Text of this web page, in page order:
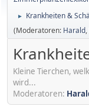
►
Krankheiten &
(Moderatoren: Harald,
Kleine Tierchen,
wird...
Moderatoren: